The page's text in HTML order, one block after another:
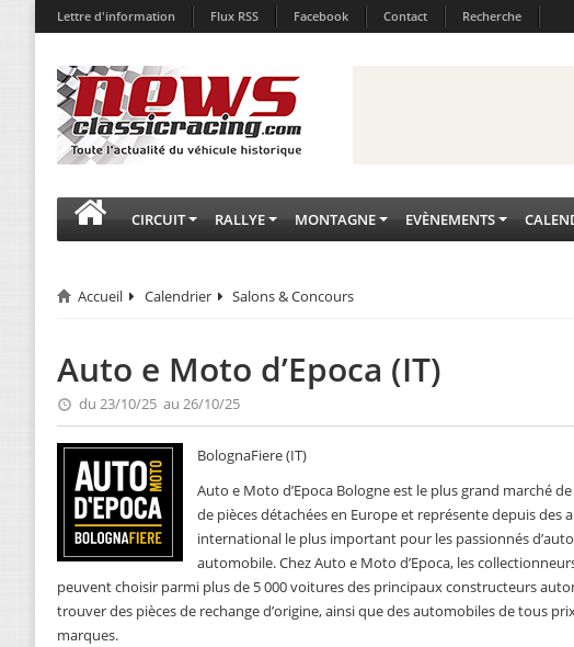
Lettre d'information Flux RSS Facebook Contact Recherche
CIRCUIT RALLYE MONTAGNE EVÈNEMENTS
Accueil Calendrier Salons & Concours
Auto e Moto d’Epoca (IT)
du 23/10/25 au 26/10/25
BolognaFiere (IT)
Auto e Moto d’Epoca Bologne est le plus grand marché
de pièces détachées en Europe et représente depuis des
international le plus important pour les passionnés
automobile. Chez Auto e Moto d’Epoca, les
peuvent choisir parmi plus de 5 000 voitures des principaux constructeurs
trouver des pièces de rechange d’origine, ainsi que des automobiles de tous
marques.